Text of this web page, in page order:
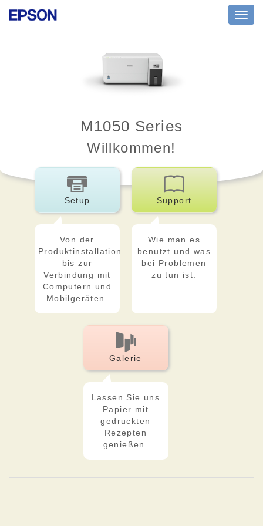
M1050 Series
Willkommen!
Setup
Von der
Produktinstallation
bis zur
Verbindung mit
Computern und
Mobilgeräten.
Support
Wie man es
benutzt und was
bei Problemen
zu tun ist.
Galerie
Lassen Sie uns
Papier mit
gedruckten
Rezepten
genießen.